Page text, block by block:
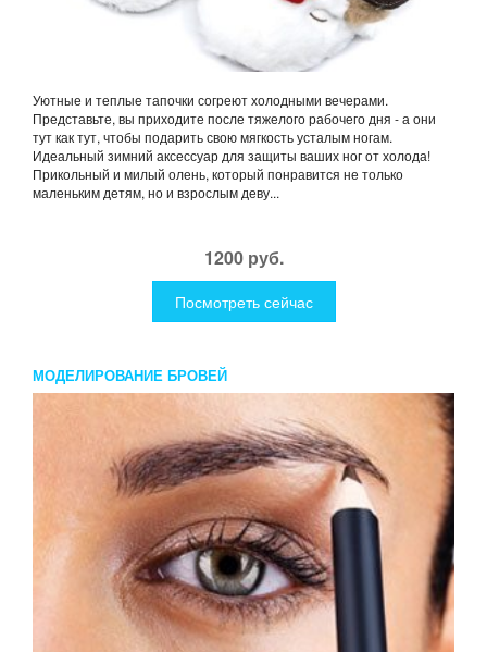
Уютные и теплые тапочки согреют холодными вечерами.
Представьте, вы приходите после тяжелого рабочего дня - а они
тут как тут, чтобы подарить свою мягкость усталым ногам.
Идеальный зимний аксессуар для защиты ваших ног от холода!
Прикольный и милый олень, который понравится не только
маленьким детям, но и взрослым деву...
1200 руб.
Посмотреть сейчас
МОДЕЛИРОВАНИЕ БРОВЕЙ